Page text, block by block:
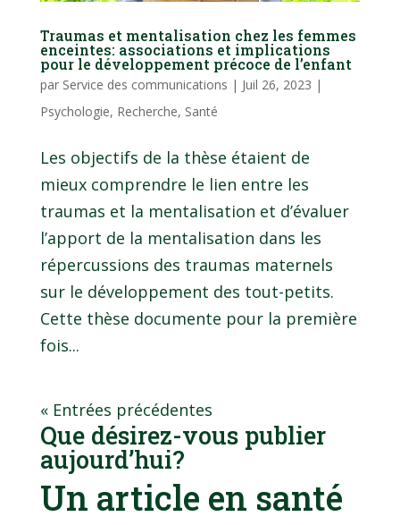
Traumas et mentalisation chez les femmes
enceintes: associations et implications
pour le développement précoce de l’enfant
par Service des communications | Juil 26, 2023 |
Psychologie, Recherche, Santé
Les objectifs de la thèse étaient de
mieux comprendre le lien entre les
traumas et la mentalisation et d’évaluer
l’apport de la mentalisation dans les
répercussions des traumas maternels
sur le développement des tout-petits.
Cette thèse documente pour la première
fois...
« Entrées précédentes
Que désirez-vous publier
aujourd’hui?
Un article en santé